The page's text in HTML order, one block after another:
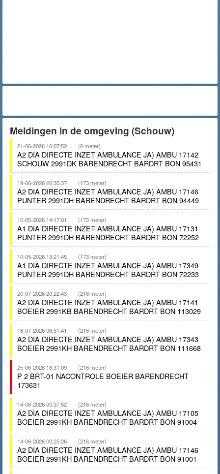
Meldingen in de omgeving (Schouw)
21-06-2026 16:07:52 (0 meter)
A2 DIA DIRECTE INZET AMBULANCE JA) AMBU 17142
SCHOUW 2991DK BARENDRECHT BARDRT BON 95431
19-06-2026 20:35:37 (173 meter)
A2 DIA DIRECTE INZET AMBULANCE JA) AMBU 17146
PUNTER 2991DH BARENDRECHT BARDRT BON 94449
10-05-2026 14:17:01 (173 meter)
A1 DIA DIRECTE INZET AMBULANCE JA) AMBU 17131
PUNTER 2991DH BARENDRECHT BARDRT BON 72252
10-05-2026 13:21:45 (173 meter)
A1 DIA DIRECTE INZET AMBULANCE JA) AMBU 17349
PUNTER 2991DH BARENDRECHT BARDRT BON 72233
20-07-2026 20:22:43 (216 meter)
A2 DIA DIRECTE INZET AMBULANCE JA) AMBU 17141
BOEIER 2991KB BARENDRECHT BARDRT BON 113029
18-07-2026 06:51:41 (216 meter)
A2 DIA DIRECTE INZET AMBULANCE JA) AMBU 17343
BOEIER 2991KH BARENDRECHT BARDRT BON 111668
25-06-2026 18:31:09 (216 meter)
P 2 BRT-01 NACONTROLE BOEIER BARENDRECHT
173631
14-06-2026 00:37:52 (216 meter)
A2 DIA DIRECTE INZET AMBULANCE JA) AMBU 17105
BOEIER 2991KH BARENDRECHT BARDRT BON 91004
14-06-2026 00:25:26 (216 meter)
A2 DIA DIRECTE INZET AMBULANCE JA) AMBU 17146
BOEIER 2991KH BARENDRECHT BARDRT BON 91001